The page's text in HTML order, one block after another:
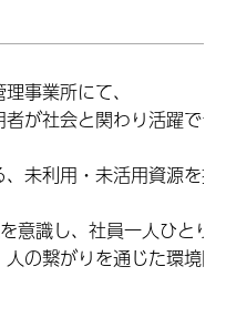
事業所にて、
者が社会と関わり活躍で
、未利用・未活用資源を
意識し、社員一人ひとり
人の繋がりを通じた環境